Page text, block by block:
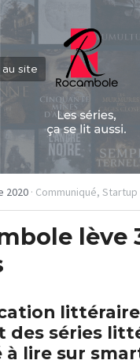
au site
2020 · Communiqué, Startup
lève
des séries
à lire sur